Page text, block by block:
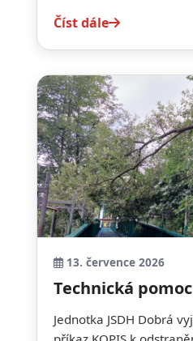
Číst dále
13. července 2026
Technická
Jednotka JSDH Dobrá